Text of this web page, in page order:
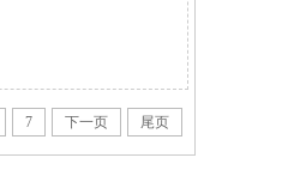
7 下一页 尾页